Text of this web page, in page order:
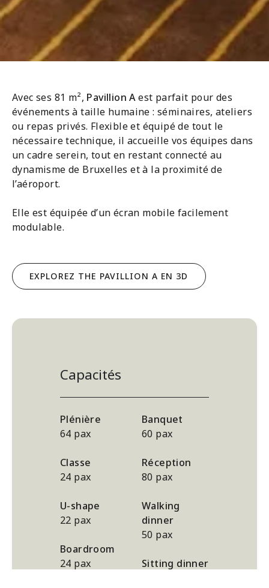
Avec ses 81 m², Pavillion Aest parfait pour des
événements à taille humaine : séminaires, ateliers
ou repas privés. Flexible et équipé de tout le
nécessaire technique, il accueille vos équipes dans
un cadre serein, tout en restant connecté au
dynamisme de Bruxelles et à la proximité de
l’aéroport.
Elle est équipée d’un écran mobile facilement
modulable.
EXPLOREZ THE PAVILLION A EN 3D
Capacités
Plénière
64 pax
Classe
24 pax
U-shape
22 pax
Boardroom
24 pax
Banquet
60 pax
Réception
80 pax
Walking
dinner
50 pax
Sitting dinner